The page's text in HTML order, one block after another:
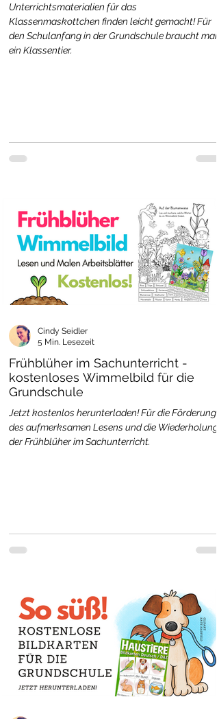
Unterrichtsmaterialien für das
Klassenmaskottchen finden leicht gemacht! Für
den Schulanfang in der Grundschule braucht man
ein Klassentier.
Frühblüher im Sachunterricht -
kostenloses Wimmelbild für die
Grundschule
Jetzt kostenlos herunterladen! Für die Förderung
des aufmerksamen Lesens und die Wiederholung
der Frühblüher im Sachunterricht.
Cindy Seidler
5 Min. Lesezeit